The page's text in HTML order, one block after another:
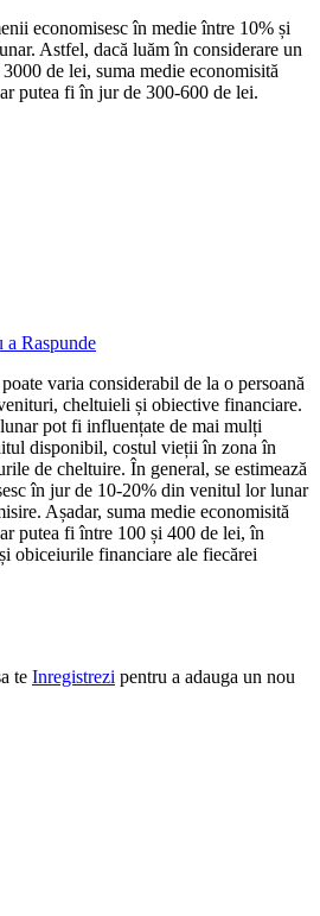
economisesc în medie între 10% și
Astfel, dacă luăm în considerare un
de lei, suma medie economisită
putea fi în jur de 300-600 de lei.
a Raspunde
varia considerabil de la o persoană
cheltuieli și obiective financiare.
pot fi influențate de mai mulți
disponibil, costul vieții în zona în
de cheltuire. În general, se estimează
în jur de 10-20% din venitul lor lunar
Așadar, suma medie economisită
putea fi între 100 și 400 de lei, în
obiceiurile financiare ale fiecărei
te Inregistrezi pentru a adauga un nou